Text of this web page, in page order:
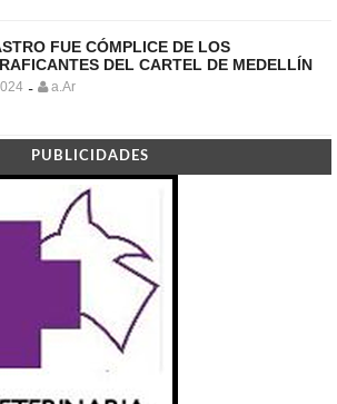
FUE CÓMPLICE DE LOS
DEL CARTEL DE MEDELLÍN
- a.Ar
PUBLICIDADES